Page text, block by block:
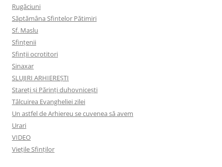
Rugăciuni
Săptămâna Sfintelor Pătimiri
Sf. Maslu
Sfințenii
Sfinții ocrotitori
Sinaxar
SLUJIRI ARHIEREȘTI
Stareți și Părinți duhovnicești
Tâlcuirea Evangheliei zilei
Un astfel de Arhiereu se cuvenea să avem
Urari
VIDEO
Viețile Sfinților